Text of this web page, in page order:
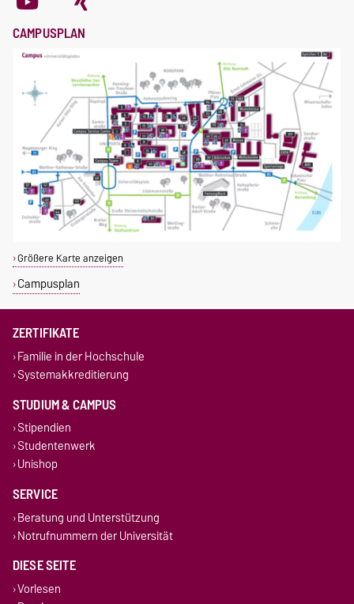
CAMPUSPLAN
Größere Karte anzeigen
Campusplan
ZERTIFIKATE
Familie in der Hochschule
Systemakkreditierung
STUDIUM & CAMPUS
Stipendien
Studentenwerk
Unishop
SERVICE
Beratung und Unterstützung
Notrufnummern der Universität
DIESE SEITE
Vorlesen